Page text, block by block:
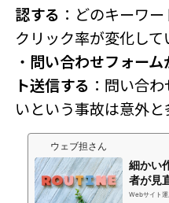
認する ：どのキーワ
クリック率が変化し
・ 問い合わせフォー
ト送信する ：問い合
いという事故は意外と
ウェブ担さん
細かい
者が見
の考え
Webサイト